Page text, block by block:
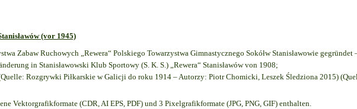
(vor 1945)
Zabaw Ruchowych „Rewera“ Polskiego Towarzystwa Gimnastycznego Sokółw Stanisławowie gegründet
in Stanisławowski Klub Sportowy (S. K. S.) „Rewera“ Stanisławów von 1908;
Rozgrywki Piłkarskie w Galicji do roku 1914 – Autorzy: Piotr Chomicki, Leszek Śledziona 2015)
Vektorgrafikformate (CDR, AI EPS, PDF) und 3 Pixelgrafikformate (JPG, PNG, GIF) enthalten.